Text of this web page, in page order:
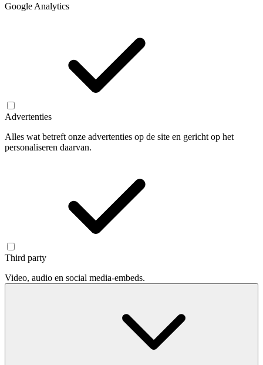
Google Analytics
Advertenties
Alles wat betreft onze advertenties op de site en gericht op het
personaliseren daarvan.
Third party
Video, audio en social media-embeds.